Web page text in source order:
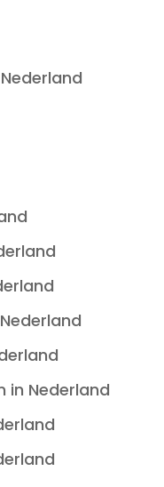
in Nederland